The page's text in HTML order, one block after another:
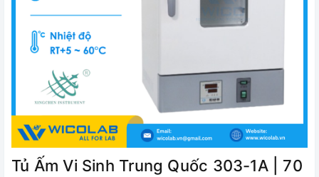
Tủ Ấm Vi Sinh Trung Quốc 303-1A | 70